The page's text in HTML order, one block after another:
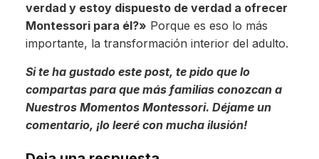
verdad y estoy dispuesto de verdad a ofrecer
Montessori para él?» Porque es eso lo más
importante, la transformación interior del adulto.
Si te ha gustado este post, te pido que lo
compartas para que más familias conozcan a
Nuestros Momentos Montessori. Déjame un
comentario, ¡lo leeré con mucha ilusión!